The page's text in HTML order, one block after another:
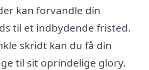
kan forvandle din
til et indbydende fristed.
skridt kan du få din
til sit oprindelige glory.